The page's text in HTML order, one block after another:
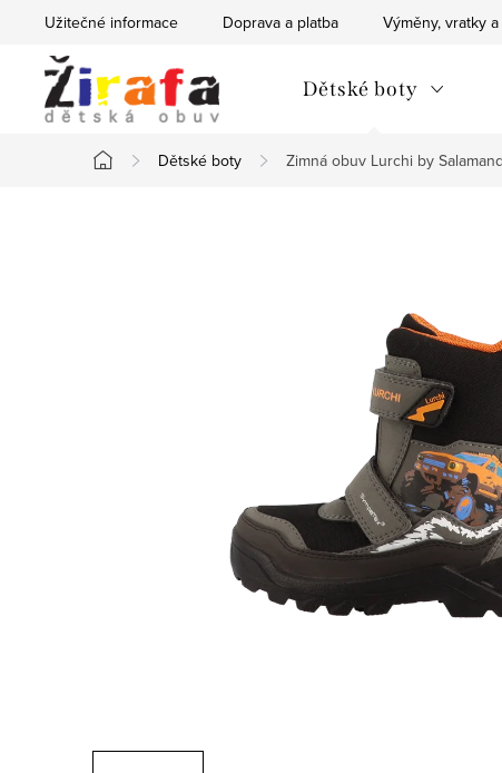
obsah
Užitečné informace Doprava a platba Výměny, vratky
Dětské boty
Domů
Dětské boty Zimná obuv Lurchi by